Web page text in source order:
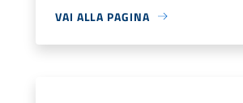
VAI ALLA PAGINA